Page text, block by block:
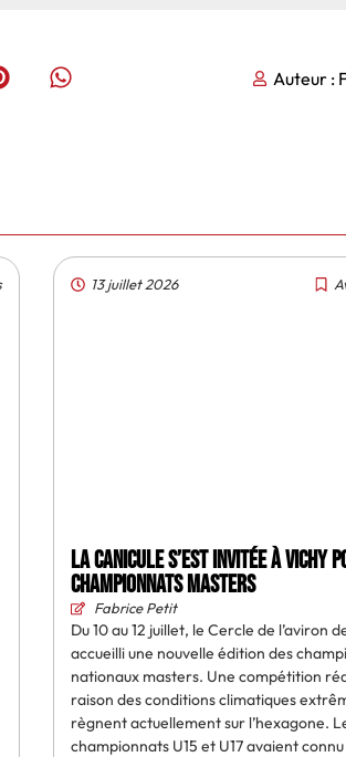
Auteur :
13 juillet 2026
La canicule s’est invitée à Vichy
championnats masters
Fabrice Petit
Du 10 au 12 juillet, le Cercle de l’aviron
accueilli une nouvelle édition des
nationaux masters. Une compétition
raison des conditions climatiques
règnent actuellement sur l’hexagone.
championnats U15 et U17 avaient connu